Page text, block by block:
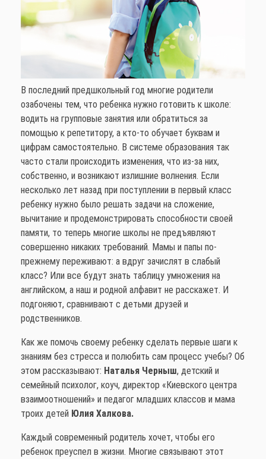
В последний предшкольный год многие родители
озабочены тем, что ребенка нужно готовить к школе:
водить на групповые занятия или обратиться за
помощью к репетитору, а кто-то обучает буквам и
цифрам самостоятельно. В системе образования так
часто стали происходить изменения, что из-за них,
собственно, и возникают излишние волнения. Если
несколько лет назад при поступлении в первый класс
ребенку нужно было решать задачи на сложение,
вычитание и продемонстрировать способности своей
памяти, то теперь многие школы не предъявляют
совершенно никаких требований. Мамы и папы по-
прежнему переживают: а вдруг зачислят в слабый
класс? Или все будут знать таблицу умножения на
английском, а наш и родной алфавит не расскажет. И
подгоняют, сравнивают с детьми друзей и
родственников.
Как же помочь своему ребенку сделать первые шаги к
знаниям без стресса и полюбить сам процесс учебы? Об
этом рассказывают: Наталья Черныш, детский и
семейный психолог, коуч, директор «Киевского центра
взаимоотношений» и педагог младших классов и мама
троих детей Юлия Халкова.
Каждый современный родитель хочет, чтобы его
ребенок преуспел в жизни. Многие связывают этот